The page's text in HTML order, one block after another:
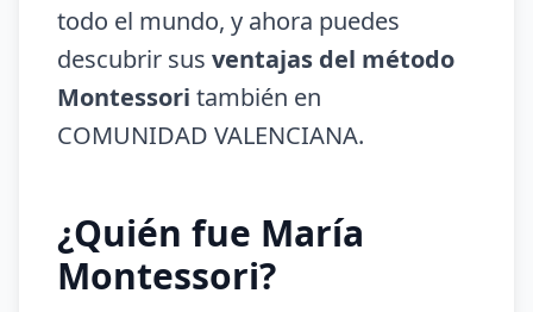
todo el mundo, y ahora puedes
descubrir sus ventajas del método
Montessori también en
COMUNIDAD VALENCIANA.
¿Quién fue María
Montessori?